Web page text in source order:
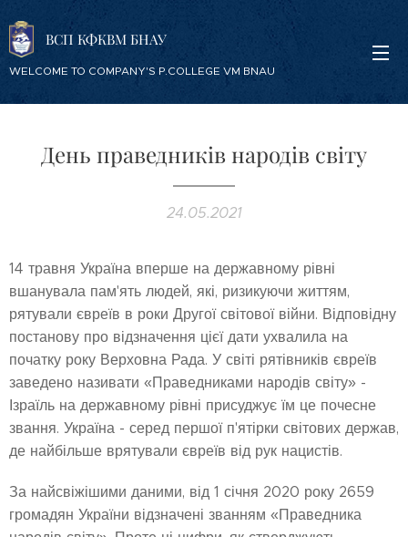
ВСП КФКВМ БНАУ
WELCOME TO COMPANY'S P.COLLEGE VM BNAU
День праведників народів світу
24.05.2021
14 травня Україна вперше на державному рівні
вшанувала пам'ять людей, які, ризикуючи життям,
рятували євреїв в роки Другої світової війни. Відповідну
постанову про відзначення цієї дати ухвалила на
початку року Верховна Рада. У світі рятівників євреїв
заведено називати «Праведниками народів світу» -
Ізраїль на державному рівні присуджує їм це почесне
звання. Україна - серед першої п'ятірки світових держав,
де найбільше врятували євреїв від рук нацистів.
За найсвіжішими даними, від 1 січня 2020 року 2659
громадян України відзначені званням «Праведника